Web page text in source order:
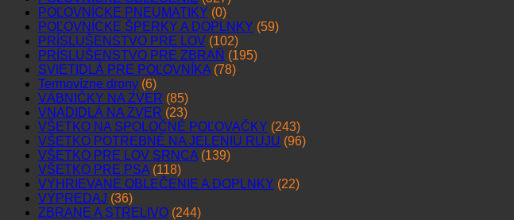
POĽOVNÍCKE PNEUMATIKY (0)
POĽOVNÍCKE ŠPERKY A DOPLNKY (59)
PRÍSLUŠENSTVO PRE LOV (102)
PRÍSLUŠENSTVO PRE ZBRAŇ (195)
SVIETIDLÁ PRE POĽOVNÍKA (78)
Termovízne drony (6)
VÁBNIČKY NA ZVER (85)
VNADIDLÁ NA ZVER (23)
VŠETKO NA SPOLOČNÉ POĽOVAČKY (243)
VŠETKO POTREBNÉ NA JELENIU RUJU (96)
VŠETKO PRE LOV SRNCA (139)
VŠETKO PRE PSA (118)
VYHRIEVANÉ OBLEČENIE A DOPLNKY (22)
VÝPREDAJ (36)
ZBRANE A STRELIVO (244)